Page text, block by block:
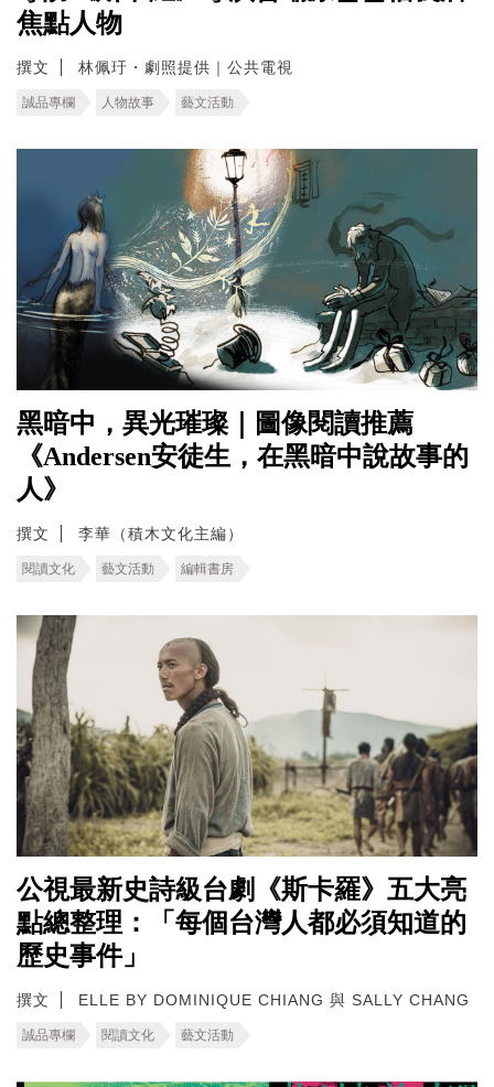
焦點人物
撰文 林佩玗・劇照提供｜公共電視
誠品專欄 人物故事 藝文活動
黑暗中，異光璀璨｜圖像閱讀推薦
《Andersen安徒生，在黑暗中說故事的
人》
撰文 李華（積木文化主編）
閱讀文化 藝文活動 編輯書房
公視最新史詩級台劇《斯卡羅》五大亮
點總整理：「每個台灣人都必須知道的
歷史事件」
撰文 ELLE BY DOMINIQUE CHIANG 與 SALLY CHANG
誠品專欄 閱讀文化 藝文活動